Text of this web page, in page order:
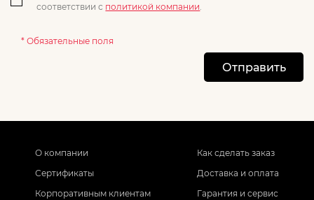
соответствии с политикой компании
* Обязательные поля
Отправить
О компании
Сертификаты
Корпоративным клиентам
Как сделать заказ
Доставка и оплата
Гарантия и сервис